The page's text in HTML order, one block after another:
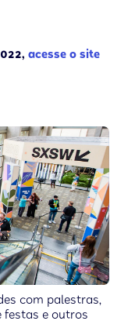
acesse o site
com palestras,
festas e outros